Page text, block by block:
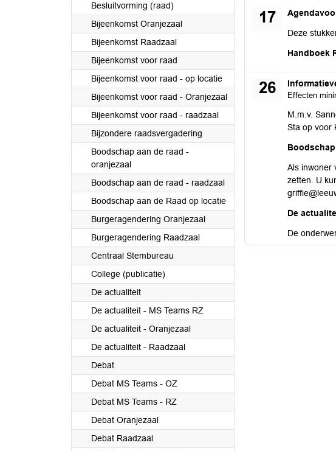
Besluitvorming (raad)
Bijeenkomst Oranjezaal
Bijeenkomst Raadzaal
Bijeenkomst voor raad
Bijeenkomst voor raad - op locatie
Bijeenkomst voor raad - Oranjezaal
Bijeenkomst voor raad - raadzaal
Bijzondere raadsvergadering
Boodschap aan de raad -
oranjezaal
Boodschap aan de raad - raadzaal
Boodschap aan de Raad op locatie
Burgeragendering Oranjezaal
Burgeragendering Raadzaal
Centraal Stembureau
College (publicatie)
De actualiteit
De actualiteit - MS Teams RZ
De actualiteit - Oranjezaal
De actualiteit - Raadzaal
Debat
Debat MS Teams - OZ
Debat MS Teams - RZ
Debat Oranjezaal
Debat Raadzaal
17 maandag 17
Deze
Handboek
maandag 17
26 Effecten
woensdag
M.m.v.
Sta op voor
woensdag
Als inwoner
zetten. U
De
woensdag
De